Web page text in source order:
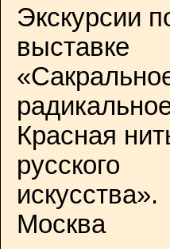
Экскурсии
выставке
Красная
русского
искусства».
Москва